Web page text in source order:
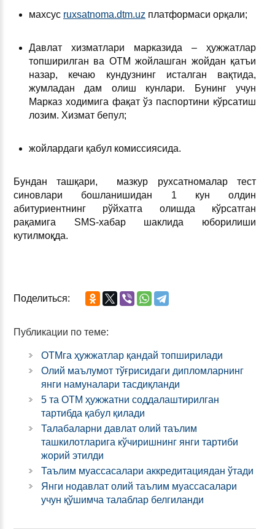
махсус ruxsatnoma.dtm.uz платформаси орқали;
Давлат хизматлари марказида – ҳужжатлар
топширилган ва ОТМ жойлашган жойдан қатъи
назар, кечаю кундузнинг исталган вақтида,
жумладан дам олиш кунлари. Бунинг учун
Марказ ходимига фақат ўз паспортини кўрсатиш
лозим. Хизмат бепул;
жойлардаги қабул комиссиясида.
Бундан ташқари, мазкур рухсатномалар тест
синовлари бошланишидан 1 кун олдин
абитуриентнинг рўйхатга олишда кўрсатган
рақамига SMS-хабар шаклида юборилиши
кутилмоқда.
Поделиться:
Публикации по теме:
ОТМга ҳужжатлар қандай топширилади
Олий маълумот тўғрисидаги дипломларнинг
янги намуналари тасдиқланди
5 та ОТМ ҳужжатни соддалаштирилган
тартибда қабул қилади
Талабаларни давлат олий таълим
ташкилотларига кўчиришнинг янги тартиби
жорий этилди
Таълим муассасалари аккредитациядан ўтади
Янги нодавлат олий таълим муассасалари
учун қўшимча талаблар белгиланди